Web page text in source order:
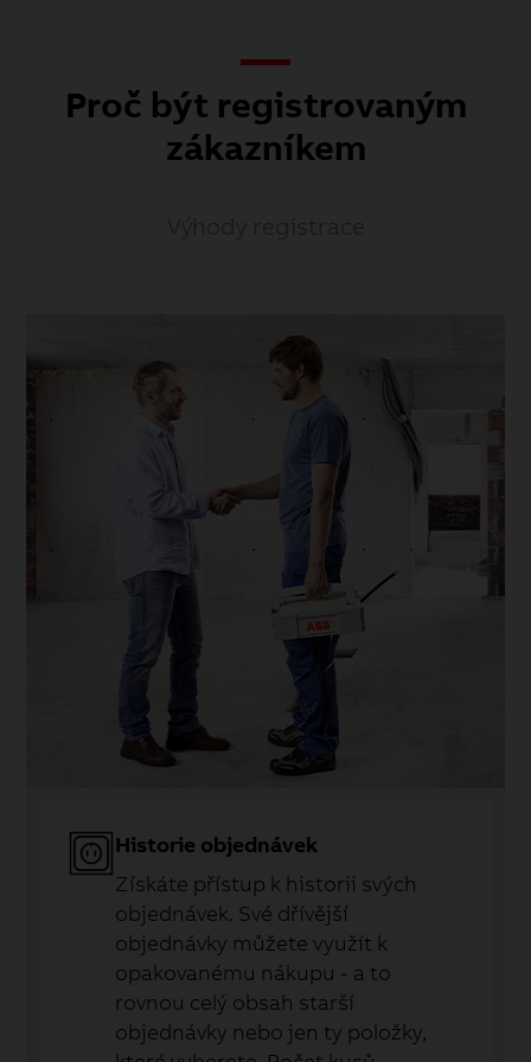
Proč být registrovaným
zákazníkem
Historie objednávek
Získáte přístup k historii svých
objednávek. Své dřívější
objednávky můžete využít k
opakovanému nákupu - a to
rovnou celý obsah starší
objednávky nebo jen ty položky,